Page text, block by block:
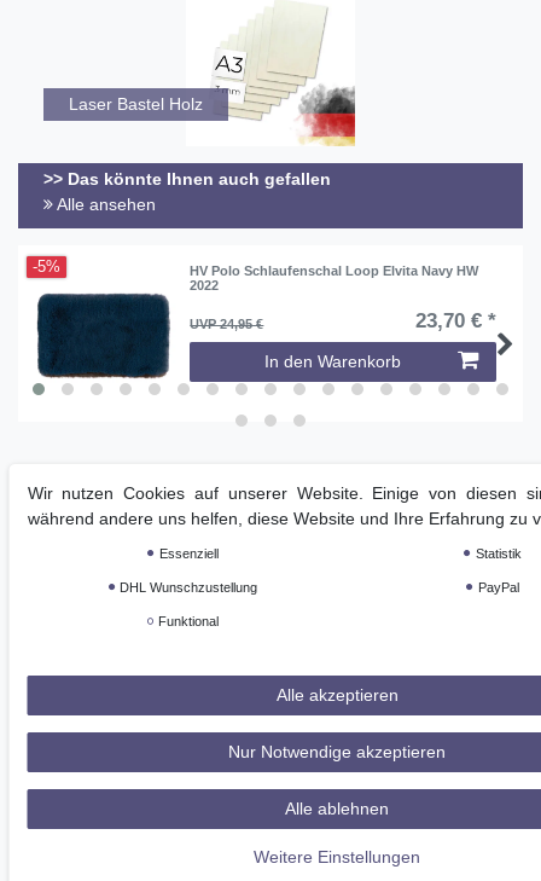
Laser Bastel Holz
>> Das könnte Ihnen auch gefallen
Alle ansehen
-5%
HV Polo Schlaufenschal Loop Elvita Navy HW
2022
UVP 24,95 € 23,70 € *
In den Warenkorb
Sichere Bezahlung (integrierter Käuferschutz)
Kompetente Beratung (Mo - Sa)
Wir nutzen Cookies auf unserer Website. Einige von diesen
während andere uns helfen, diese Website und Ihre Erfahrung zu
Essenziell Statistik
DHL Wunschzustellung PayPal
Funktional
Alle akzeptieren
Nur Notwendige akzeptieren
Alle ablehnen
Weitere Einstellungen